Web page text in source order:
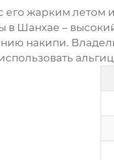
его жарким летом
в Шанхае –
накипи.